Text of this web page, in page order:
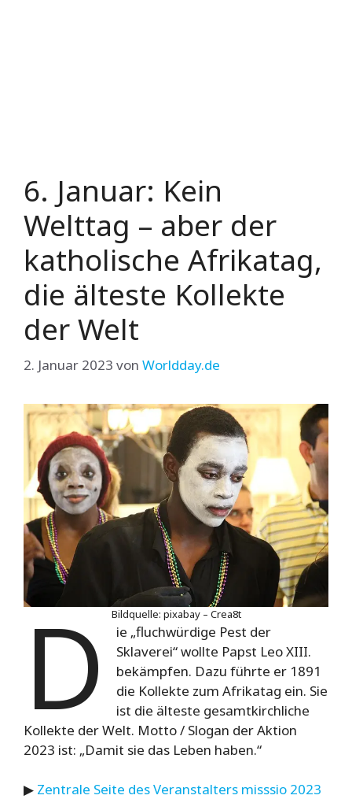
6. Januar: Kein
Welttag – aber der
katholische Afrikatag,
die älteste Kollekte
der Welt
2. Januar 2023 von Worldday.de
Bildquelle: pixabay – Crea8t
D
ie „fluchwürdige Pest der
Sklaverei“ wollte Papst Leo XIII.
bekämpfen. Dazu führte er 1891
die Kollekte zum Afrikatag ein. Sie
ist die älteste gesamtkirchliche
Kollekte der Welt. Motto / Slogan der Aktion
2023 ist: „Damit sie das Leben haben.“
▶ Zentrale Seite des Veranstalters misssio 2023